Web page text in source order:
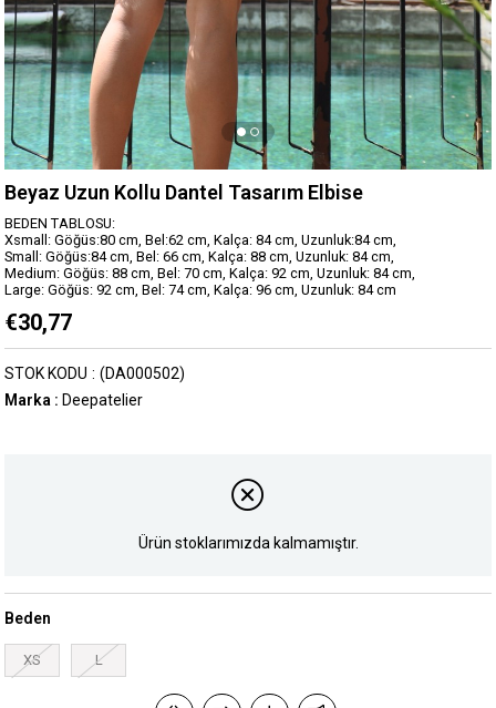
Beyaz Uzun Kollu Dantel Tasarım Elbise
BEDEN TABLOSU:
Xsmall: Göğüs:80 cm, Bel:62 cm, Kalça: 84 cm, Uzunluk:84 cm,
Small: Göğüs:84 cm, Bel: 66 cm, Kalça: 88 cm, Uzunluk: 84 cm,
Medium: Göğüs: 88 cm, Bel: 70 cm, Kalça: 92 cm, Uzunluk: 84 cm,
Large: Göğüs: 92 cm, Bel: 74 cm, Kalça: 96 cm, Uzunluk: 84 cm
€30,77
(DA000502)
STOK KODU
Marka : Deepatelier
Ürün stoklarımızda kalmamıştır.
Beden
XS L